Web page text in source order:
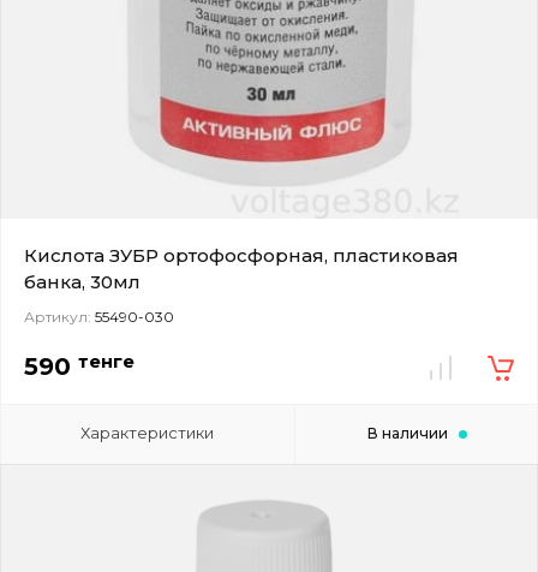
Кислота ЗУБР ортофосфорная, пластиковая
банка, 30мл
Артикул: 55490-030
590 тенге
Характеристики В наличии